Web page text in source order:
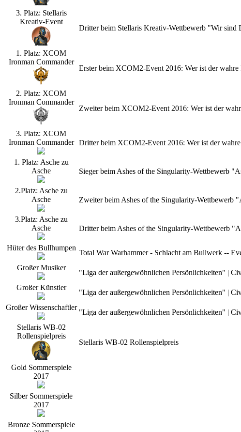
3. Platz: Stellaris
Kreativ-Event
Dritter beim Stellaris Kreativ-Wettbewerb "Wir
1. Platz: XCOM
Ironman Commander
Erster beim XCOM2-Event 2016: Wer ist der wahre
2. Platz: XCOM
Ironman Commander
Zweiter beim XCOM2-Event 2016: Wer ist der
3. Platz: XCOM
Ironman Commander
Dritter beim XCOM2-Event 2016: Wer ist der
1. Platz: Asche zu
Asche
Sieger beim Ashes of the Singularity-Wettbewerb
2.Platz: Asche zu
Asche
Zweiter beim Ashes of the Singularity-Wettbewerb
3.Platz: Asche zu
Asche
Dritter beim Ashes of the Singularity-Wettbewerb
Hüter des Bullhumpen
Total War Warhammer - Schlacht am Bullwerk --
Großer Musiker
"Liga der außergewöhnlichen Persönlichkeiten" |
Großer Künstler
"Liga der außergewöhnlichen Persönlichkeiten" |
Großer Wissenschaftler
"Liga der außergewöhnlichen Persönlichkeiten" |
Stellaris WB-02
Rollenspielpreis
Stellaris WB-02 Rollenspielpreis
Gold Sommerspiele
2017
Silber Sommerspiele
2017
Bronze Sommerspiele